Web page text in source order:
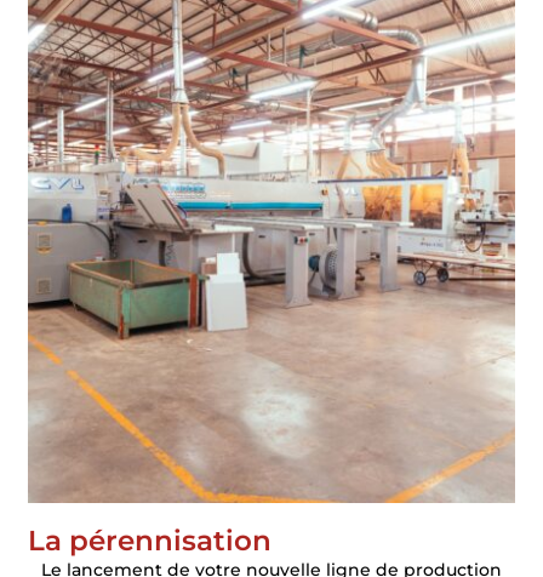
La pérennisation
Le lancement de votre nouvelle ligne de production